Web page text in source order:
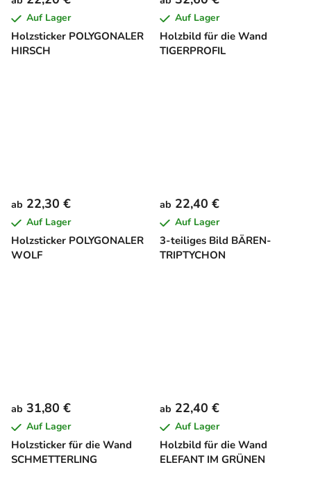
Holzsticker POLYGONALER
HIRSCH
Auf Lager
Holzbild für die Wand
TIGERPROFIL
Auf Lager
Holzsticker POLYGONALER
WOLF
ab 22,30 €
Auf Lager
3-teiliges Bild BÄREN-
TRIPTYCHON
ab 22,40 €
Auf Lager
Holzsticker für die Wand
SCHMETTERLING
ab 31,80 €
Auf Lager
Holzbild für die Wand
ELEFANT IM GRÜNEN
ab 22,40 €
Auf Lager